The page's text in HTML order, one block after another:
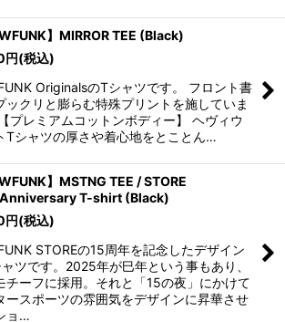
】MIRROR TEE (Black)
円(税込)
OriginalsのTシャツです。 フロント書
ックリと膨らむ特殊プリントを施していま
プレミアムコットンボディー】 ヘヴィウ
Tシャツの厚さや着心地をとことん…
】MSTNG TEE / STORE
T-shirt (Black)
円(税込)
STOREの15周年を記念したデザイン
ツです。2025年が巳年という事もあり、
チーフに採用。それと「15の夜」にかけて
ースポーツの雰囲気をデザインに昇華させ
ョ…